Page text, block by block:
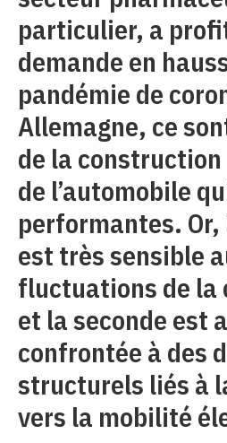
particulier, a
demande en
pandémie de
Allemagne, ce
de la
de l’automobile
performantes.
est très sensible
fluctuations de la
et la seconde est
confrontée à des
structurels liés à
vers la mobilité